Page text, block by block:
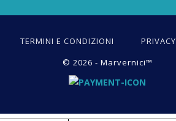
TERMINI E CONDIZIONI PRIVACY
© 2026 - Marvernici™